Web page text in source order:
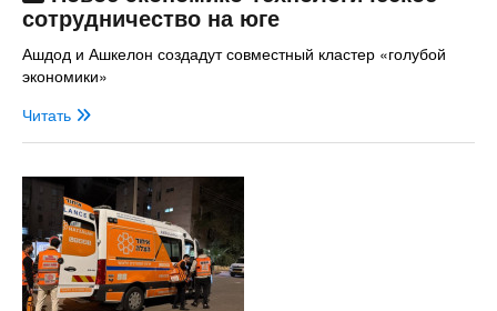
сотрудничество на юге
Ашдод и Ашкелон создадут совместный кластер «голубой
экономики»
Читать